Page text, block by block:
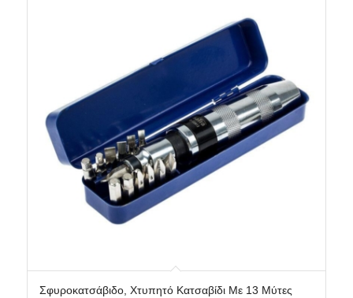
Σφυροκατσάβιδο, Χτυπητό Κατσαβίδι Με 13 Μύτες